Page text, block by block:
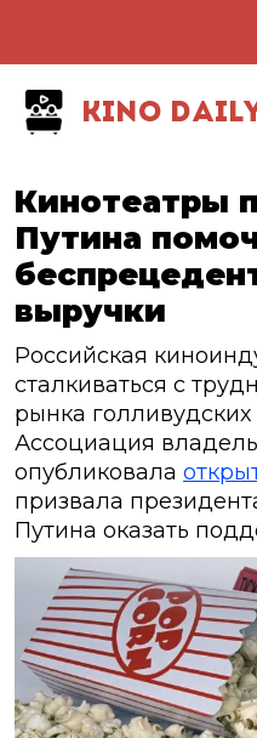
KINO
Кинотеатры
Путина
выручки
Российская
сталкиваться с
рынка
Ассоциация
опубликовала
призвала
Путина оказать